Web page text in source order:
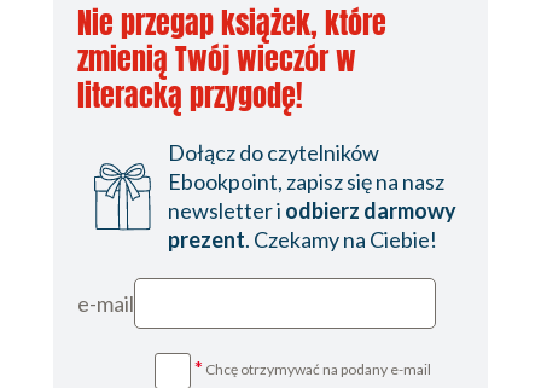
Nie przegap książek, które
zmienią Twój wieczór w
literacką przygodę!
Dołącz do czytelników
Ebookpoint, zapisz się na nasz
newsletter i odbierz darmowy
prezent. Czekamy na Ciebie!
e-mail
* Chcę otrzymywać na podany e-mail